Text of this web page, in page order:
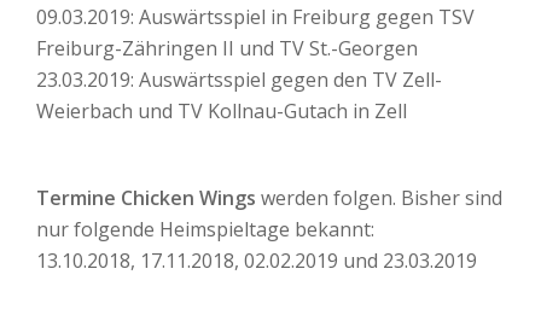
09.03.2019: Auswärtsspiel in Freiburg gegen TSV
Freiburg-Zähringen II und TV St.-Georgen
23.03.2019: Auswärtsspiel gegen den TV Zell-
Weierbach und TV Kollnau-Gutach in Zell
Termine Chicken Wings werden folgen. Bisher sind
nur folgende Heimspieltage bekannt:
13.10.2018, 17.11.2018, 02.02.2019 und 23.03.2019